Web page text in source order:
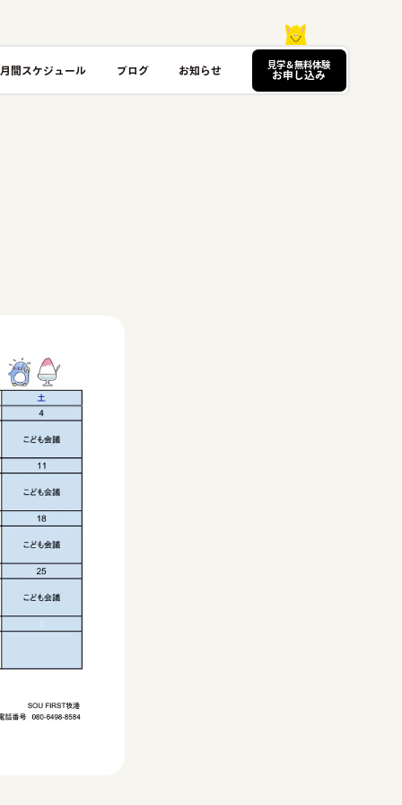
月間スケジュール ブログ お知らせ 見学＆無料体験
お申し込み